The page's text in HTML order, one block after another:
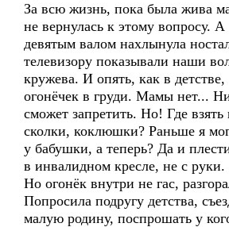
За всю жизнь, пока была жива
не вернулась к этому вопросу. А
девятым валом нахлынула
телевизору показывали наши
кружева. И опять, как в детстве,
огонёчек в груди. Мамы нет...
сможет запретить. Но! Где взять
сколки, коклюшки? Раньше я
у бабушки, а теперь? Да и
в инвалидном кресле, не с руки.
Но огонёк внутри не гас,
Попросила подругу детства,
малую родину, поспрошать у